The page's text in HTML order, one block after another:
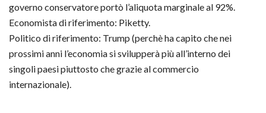
governo conservatore portò l’aliquota marginale al 92%.
Economista di riferimento: Piketty.
Politico di riferimento: Trump (perchè ha capito che nei
prossimi anni l’economia si svilupperà più all’interno dei
singoli paesi piuttosto che grazie al commercio
internazionale).